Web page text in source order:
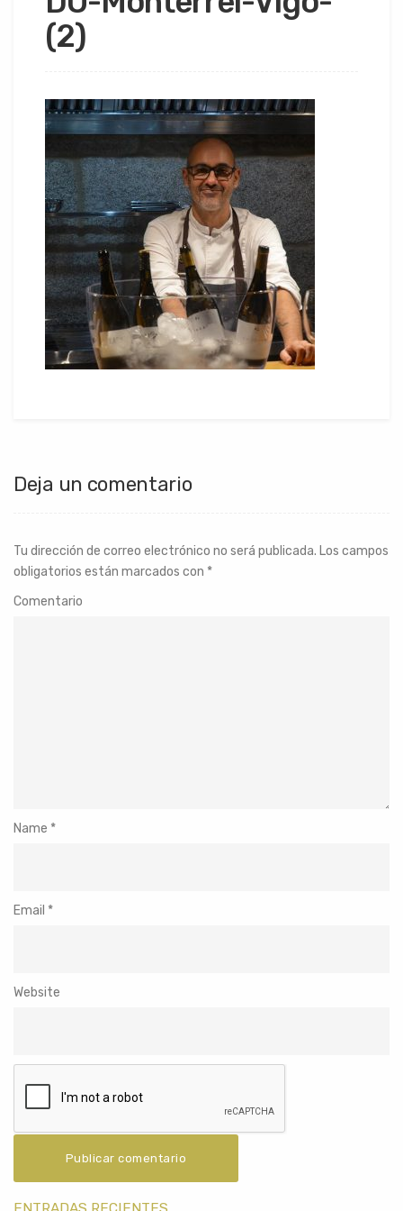
(2)
Deja un comentario
Tu dirección de correo electrónico no será publicada. Los campos
obligatorios están marcados con *
Comentario
Name *
Email *
Website